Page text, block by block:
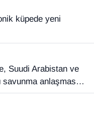
anlaşması